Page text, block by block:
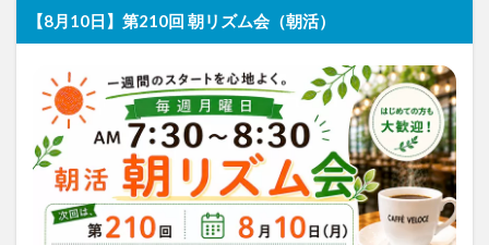
【8月10日】第210回 朝リズム会（朝活）